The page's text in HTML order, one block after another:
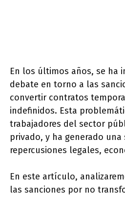
En los últimos años, se ha
debate en torno a las
convertir contratos
indefinidos. Esta
trabajadores del sector
privado, y ha generado una
repercusiones legales,
En este artículo,
las sanciones por no